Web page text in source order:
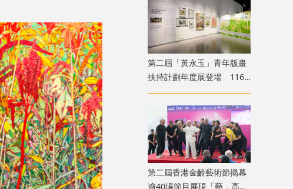
第二屆「黃永玉」青年版畫
扶持計劃年度展登場 116
位青年創作者共展版畫新貌
第二屆香港金齡藝術節揭幕
逾40場節目展現「藝．高齡